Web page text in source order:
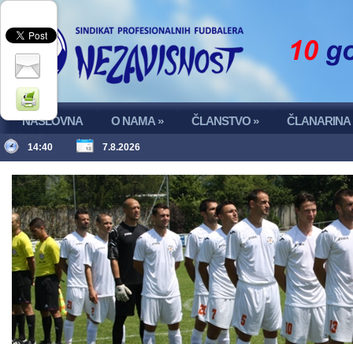
NASLOVNA O NAMA » ČLANSTVO » ČLANARINA
14:40 7.8.2026
WP Socializer
Aakash Web